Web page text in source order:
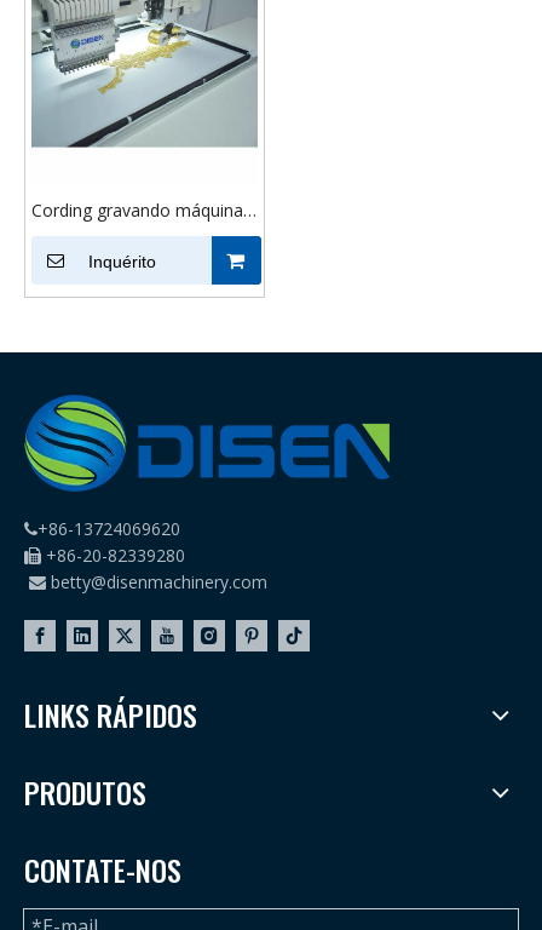
Cording gravando máquina
de bordar 1200*500mm
boné chapéu bordado
bordado
Inquérito
+86-13724069620
 +86-20-82339280
 betty@disenmachinery.com
LINKS RÁPIDOS
PRODUTOS
CONTATE-NOS